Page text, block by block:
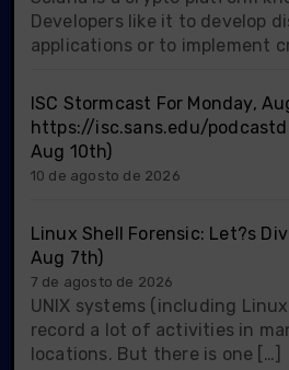
Developers like it to develop
applications or to implement
ISC Stormcast For Monday,
https://isc.sans.edu/
Aug 10th)
10 de agosto de 2026
Linux Shell Forensic: Let?s
Aug 7th)
7 de agosto de 2026
UNIX systems (including
record a lot of activities in
locations. But there is one […]